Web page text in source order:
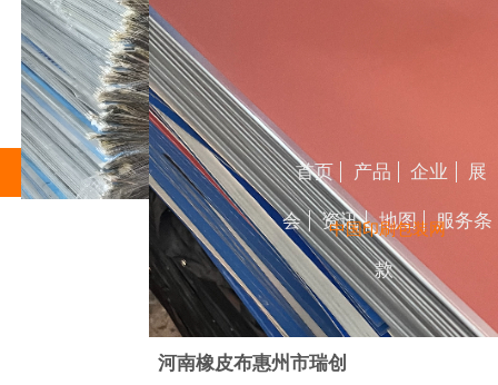
河南橡皮布惠州市瑞创
首页 产品 企业 展
会 资讯 地图 服务条
款
中国印刷包装网